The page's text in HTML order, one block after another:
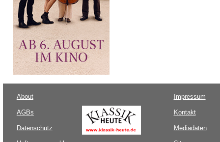
About
AGBs
Datenschutz
Impressum
Kontakt
Mediadaten